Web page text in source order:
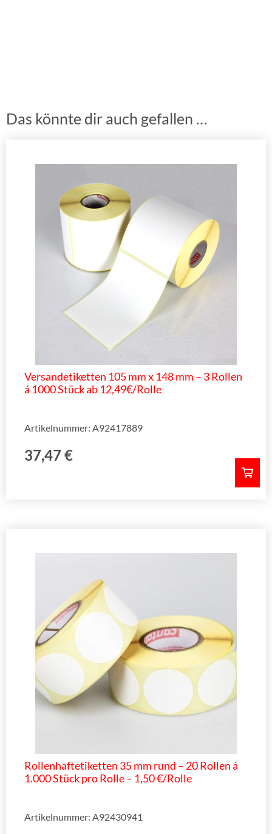
Das könnte dir auch gefallen …
Versandetiketten 105 mm x 148 mm – 3 Rollen
á 1000 Stück ab 12,49€/Rolle
37,47€
Artikelnummer: A92417889
Rollenhaftetiketten 35 mm rund – 20 Rollen á
1.000 Stück pro Rolle – 1,50 €/Rolle
Artikelnummer: A92430941